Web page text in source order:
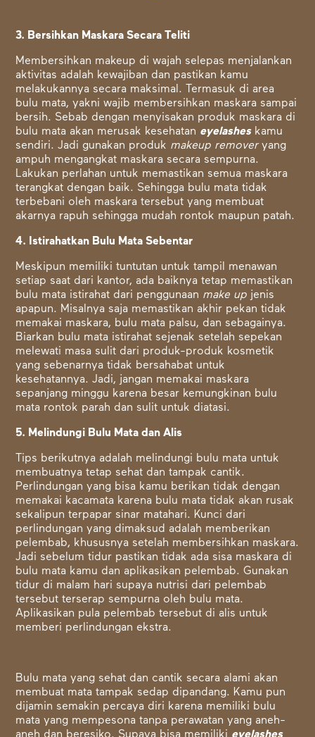
3. Bersihkan Maskara Secara Teliti
Membersihkan makeup di wajah selepas menjalankan
aktivitas adalah kewajiban dan pastikan kamu
melakukannya secara maksimal. Termasuk di area
bulu mata, yakni wajib membersihkan maskara sampai
bersih. Sebab dengan menyisakan produk maskara di
bulu mata akan merusak kesehatan eyelasheskamu
sendiri. Jadi gunakan produk makeup removeryang
ampuh mengangkat maskara secara sempurna.
Lakukan perlahan untuk memastikan semua maskara
terangkat dengan baik. Sehingga bulu mata tidak
terbebani oleh maskara tersebut yang membuat
akarnya rapuh sehingga mudah rontok maupun patah.
4. Istirahatkan Bulu Mata Sebentar
Meskipun memiliki tuntutan untuk tampil menawan
setiap saat dari kantor, ada baiknya tetap memastikan
bulu mata istirahat dari penggunaan make up jenis
apapun. Misalnya saja memastikan akhir pekan tidak
memakai maskara, bulu mata palsu, dan sebagainya.
Biarkan bulu mata istirahat sejenak setelah sepekan
melewati masa sulit dari produk-produk kosmetik
yang sebenarnya tidak bersahabat untuk
kesehatannya. Jadi, jangan memakai maskara
sepanjang minggu karena besar kemungkinan bulu
mata rontok parah dan sulit untuk diatasi.
5. Melindungi Bulu Mata dan Alis
Tips berikutnya adalah melindungi bulu mata untuk
membuatnya tetap sehat dan tampak cantik.
Perlindungan yang bisa kamu berikan tidak dengan
memakai kacamata karena bulu mata tidak akan rusak
sekalipun terpapar sinar matahari. Kunci dari
perlindungan yang dimaksud adalah memberikan
pelembab, khususnya setelah membersihkan maskara.
Jadi sebelum tidur pastikan tidak ada sisa maskara di
bulu mata kamu dan aplikasikan pelembab. Gunakan
tidur di malam hari supaya nutrisi dari pelembab
tersebut terserap sempurna oleh bulu mata.
Aplikasikan pula pelembab tersebut di alis untuk
memberi perlindungan ekstra.
Bulu mata yang sehat dan cantik secara alami akan
membuat mata tampak sedap dipandang. Kamu pun
dijamin semakin percaya diri karena memiliki bulu
mata yang mempesona tanpa perawatan yang aneh-